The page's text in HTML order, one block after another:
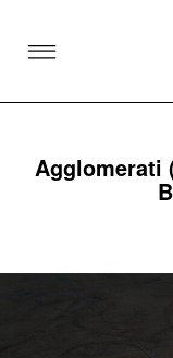
SKIP TO
Agglomerati